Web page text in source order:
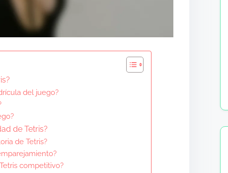
del juego?
de Tetris?
de Tetris?
competitivo?